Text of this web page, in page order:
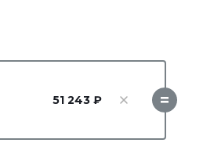
51 243 ₽ =